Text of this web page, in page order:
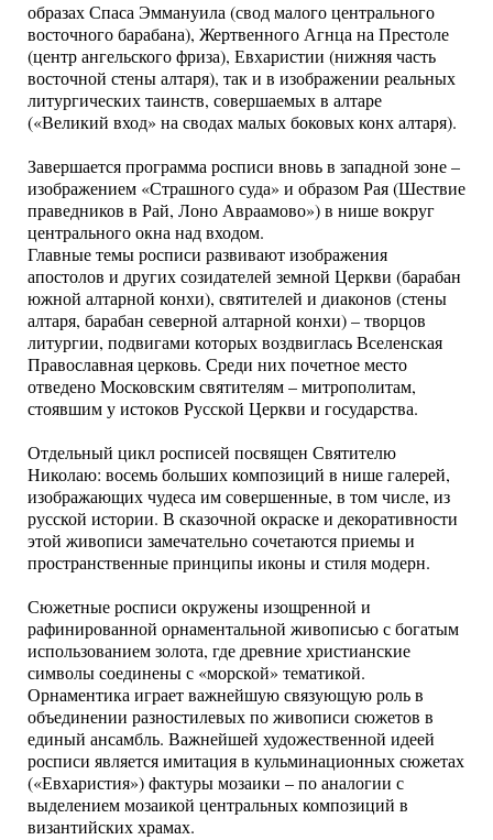
образах Спаса Эммануила (свод малого центрального
восточного барабана), Жертвенного Агнца на Престоле
(центр ангельского фриза), Евхаристии (нижняя часть
восточной стены алтаря), так и в изображении реальных
литургических таинств, совершаемых в алтаре
(«Великий вход» на сводах малых боковых конх алтаря).
Завершается программа росписи вновь в западной зоне –
изображением «Страшного суда» и образом Рая (Шествие
праведников в Рай, Лоно Авраамово») в нише вокруг
центрального окна над входом.
Главные темы росписи развивают изображения
апостолов и других созидателей земной Церкви (барабан
южной алтарной конхи), святителей и диаконов (стены
алтаря, барабан северной алтарной конхи) – творцов
литургии, подвигами которых воздвиглась Вселенская
Православная церковь. Среди них почетное место
отведено Московским святителям – митрополитам,
стоявшим у истоков Русской Церкви и государства.
Отдельный цикл росписей посвящен Святителю
Николаю: восемь больших композиций в нише галерей,
изображающих чудеса им совершенные, в том числе, из
русской истории. В сказочной окраске и декоративности
этой живописи замечательно сочетаются приемы и
пространственные принципы иконы и стиля модерн.
Сюжетные росписи окружены изощренной и
рафинированной орнаментальной живописью с богатым
использованием золота, где древние христианские
символы соединены с «морской» тематикой.
Орнаментика играет важнейшую связующую роль в
объединении разностилевых по живописи сюжетов в
единый ансамбль. Важнейшей художественной идеей
росписи является имитация в кульминационных сюжетах
(«Евхаристия») фактуры мозаики – по аналогии с
выделением мозаикой центральных композиций в
византийских храмах.